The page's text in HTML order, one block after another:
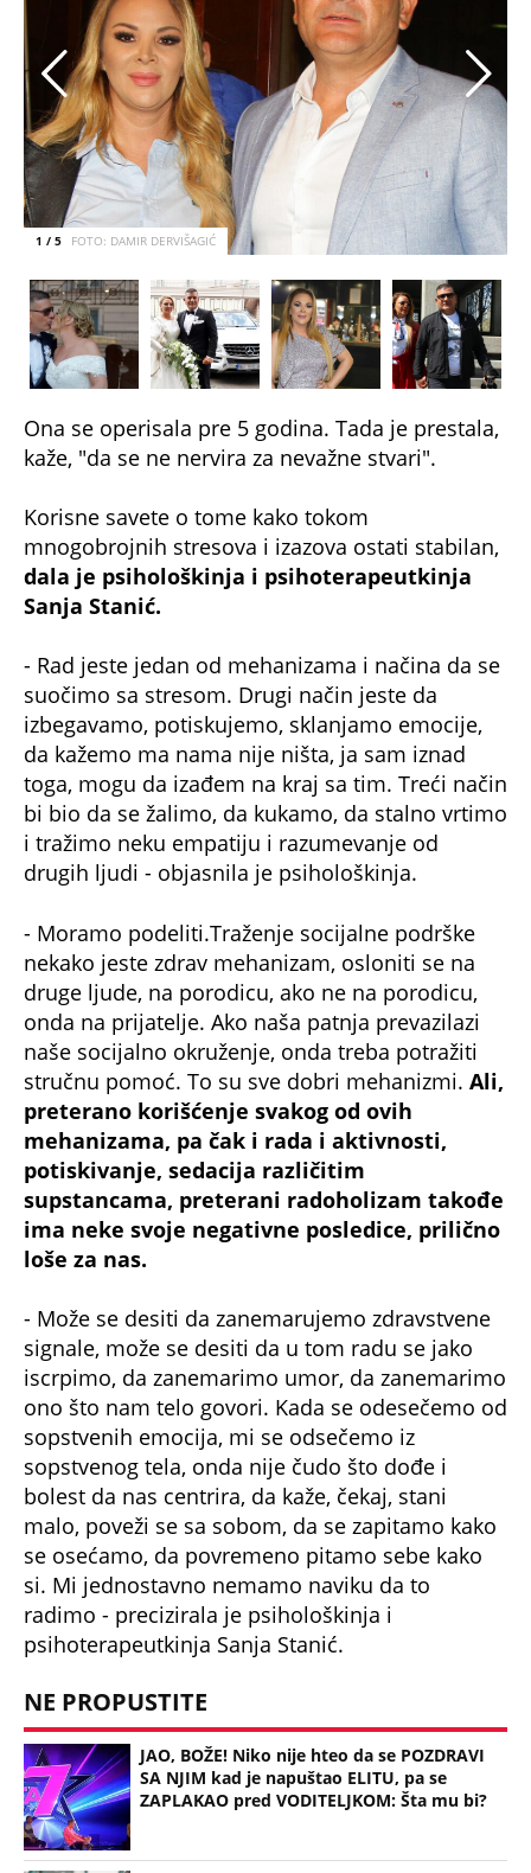
1 / 5 FOTO: DAMIR DERVIŠAGIĆ
Ona se operisala pre 5 godina. Tada je prestala,
kaže, "da se ne nervira za nevažne stvari".
Korisne savete o tome kako tokom
mnogobrojnih stresova i izazova ostati stabilan,
dala je psihološkinja i psihoterapeutkinja
Sanja Stanić.
- Rad jeste jedan od mehanizama i načina da se
suočimo sa stresom. Drugi način jeste da
izbegavamo, potiskujemo, sklanjamo emocije,
da kažemo ma nama nije ništa, ja sam iznad
toga, mogu da izađem na kraj sa tim. Treći način
bi bio da se žalimo, da kukamo, da stalno vrtimo
i tražimo neku empatiju i razumevanje od
drugih ljudi - objasnila je psihološkinja.
- Moramo podeliti.Traženje socijalne podrške
nekako jeste zdrav mehanizam, osloniti se na
druge ljude, na porodicu, ako ne na porodicu,
onda na prijatelje. Ako naša patnja prevazilazi
naše socijalno okruženje, onda treba potražiti
stručnu pomoć. To su sve dobri mehanizmi. Ali,
preterano korišćenje svakog od ovih
mehanizama, pa čak i rada i aktivnosti,
potiskivanje, sedacija različitim
supstancama, preterani radoholizam takođe
ima neke svoje negativne posledice, prilično
loše za nas.
- Može se desiti da zanemarujemo zdravstvene
signale, može se desiti da u tom radu se jako
iscrpimo, da zanemarimo umor, da zanemarimo
ono što nam telo govori. Kada se odesečemo od
sopstvenih emocija, mi se odsečemo iz
sopstvenog tela, onda nije čudo što dođe i
bolest da nas centrira, da kaže, čekaj, stani
malo, poveži se sa sobom, da se zapitamo kako
se osećamo, da povremeno pitamo sebe kako
si. Mi jednostavno nemamo naviku da to
radimo - precizirala je psihološkinja i
psihoterapeutkinja Sanja Stanić.
NE PROPUSTITE
JAO, BOŽE! Niko nije hteo da se POZDRAVI
SA NJIM kad je napuštao ELITU, pa se
ZAPLAKAO pred VODITELJKOM: Šta mu bi?